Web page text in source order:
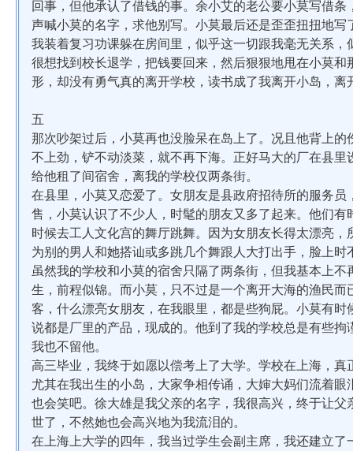
回事，但他承认了借钱的事。余小艾的老公要小莫写借
声喊小莫的名字，求他别写。小莫最后还是歪歪扭扭地
我装着复习功课躲在房间里，似乎这一切跟我毫无关系
很想找到校长退学，把钱要回来，然后狠狠地甩在小莫
形，却没有勇气真的离开学校，读书成了我离开小岛，离
五
那次吵架过后，小莫再也没脸呆在岛上了。况且他背上
不上劲，铲不动淡菜，就不再下海。正好马大的厂在县
给他租了间宿舍，离我的学校仅两条街。
在县里，小莫又恋爱了。女朋友是县政府招待所的服务
售，小莫认识了不少人，时髦的朋友又多了起来。他们
时候去工人文化宫的舞厅跳舞。因为女朋友长得太漂亮
为别的男人和她搭讪或多跳几个舞跟人大打出手，脸上时
虽然我的学校和小莫的宿舍只隔了两条街，但我基本上
生，前程似锦。而小莫，只不过是一个离开大海的渔民
客，什么漂亮女朋友，在我眼里，都是些狗屁。小莫有
说都是厂里的产品，现成的。他到了我的学校总是有些
我也不留他。
高三毕业，我终于如愿以偿考上了大学。学校在上海，
尤其在我出生的小岛，大家争相传诵，大婶大妈们流着
也会笑吧。徐大雄是我父亲的名字，我很高兴，终于让
世了，不然她也会高兴地为我流泪的。
在上海上大学的四年，我当过学生会副主席，我还建立